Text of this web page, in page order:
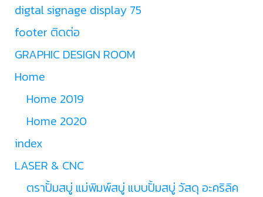
digtal signage display 75
footer ติดต่อ
GRAPHIC DESIGN ROOM
Home
Home 2019
Home 2020
index
LASER & CNC
ตราปั้มสบู่ แม่พิมพ์สบู่ แบบปั้มสบู่ วัสดุ อะคริลิค